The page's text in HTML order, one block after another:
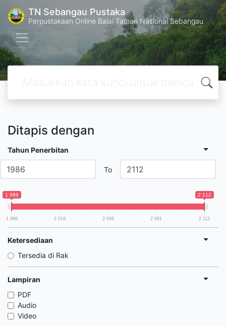
TN Sebangau Pustaka
Perpustakaan Online Balai Taman Nasional Sebangau
Ditapis dengan
Tahun Penerbitan
To
1 986 2 112
1 986 2 018 2 049 2 081 2 112
Ketersediaan
Tersedia di Rak
Lampiran
PDF
Audio
Video